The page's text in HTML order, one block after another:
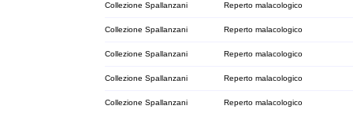
Collezione Spallanzani Reperto malacologico
Collezione Spallanzani Reperto malacologico
Collezione Spallanzani Reperto malacologico
Collezione Spallanzani Reperto malacologico
Collezione Spallanzani Reperto malacologico